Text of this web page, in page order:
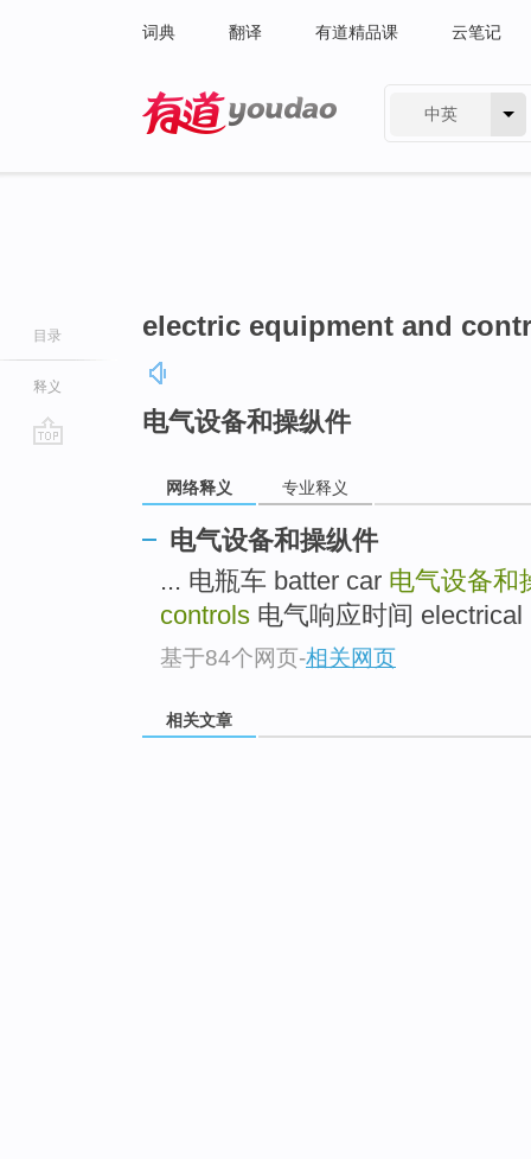
词典 翻译 有道精品课 云笔记
中英
目录
释义
electric equipment and
电气设备和操纵件
网络释义 专业释义
电气设备和操纵件
... 电瓶车 batter car 电气设备和
controls 电气响应时间
基于84个网页-相关网页
相关文章